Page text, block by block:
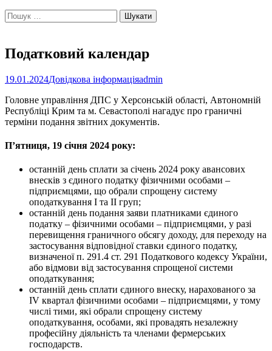
Пошук:
Податковий календар
19.01.2024Довідкова інформаціяadmin
Головне управління ДПС у Херсонській області, Автономній
Республіці Крим та м. Севастополі нагадує про граничні
терміни подання звітних документів.
П’ятниця, 19 січня 2024 року:
останній день сплати за січень 2024 року авансових
внесків з єдиного податку фізичними особами –
підприємцями, що обрали спрощену систему
оподаткування І та ІІ груп;
останній день подання заяви платниками єдиного
податку – фізичними особами – підприємцями, у разі
перевищення граничного обсягу доходу, для переходу на
застосування відповідної ставки єдиного податку,
визначеної п. 291.4 ст. 291 Податкового кодексу України,
або відмови від застосування спрощеної системи
оподаткування;
останній день сплати єдиного внеску, нарахованого за
ІV квартал фізичними особами – підприємцями, у тому
числі тими, які обрали спрощену систему
оподаткування, особами, які провадять незалежну
професійну діяльність та членами фермерських
господарств.